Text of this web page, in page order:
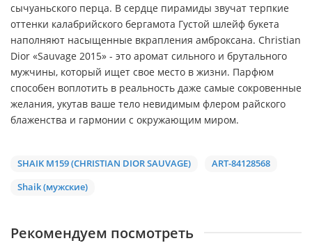
сычуаньского перца. В сердце пирамиды звучат терпкие
оттенки калабрийского бергамота Густой шлейф букета
наполняют насыщенные вкрапления амброксана. Christian
Dior «Sauvage 2015» - это аромат сильного и брутального
мужчины, который ищет свое место в жизни. Парфюм
способен воплотить в реальность даже самые сокровенные
желания, укутав ваше тело невидимым флером райского
блаженства и гармонии с окружающим миром.
SHAIK M159 (CHRISTIAN DIOR SAUVAGE)
ART-84128568
Shaik (мужские)
Рекомендуем посмотреть